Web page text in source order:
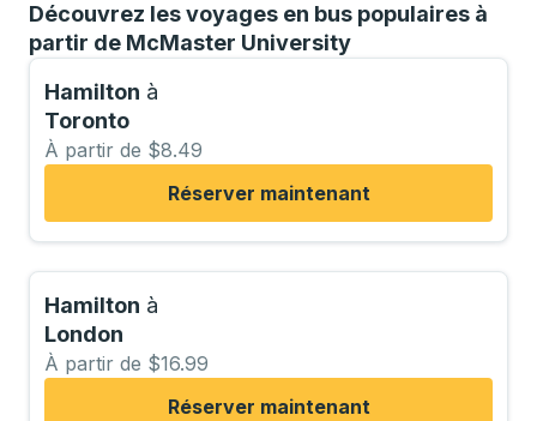
Découvrez les voyages en bus populaires à
partir de McMaster University
Hamilton à
Toronto
À partir de $8.49
Réserver maintenant
Hamilton à
London
À partir de $16.99
Réserver maintenant